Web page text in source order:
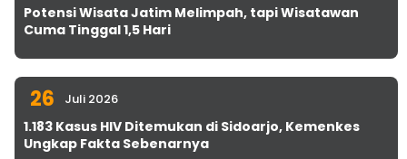
Potensi Wisata Jatim Melimpah, tapi Wisatawan
Cuma Tinggal 1,5 Hari
26 Juli 2026
1.183 Kasus HIV Ditemukan di Sidoarjo, Kemenkes
Ungkap Fakta Sebenarnya